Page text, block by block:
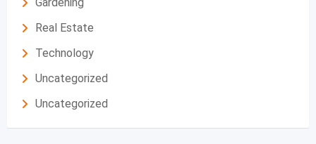
Real Estate
Technology
Uncategorized
Uncategorized